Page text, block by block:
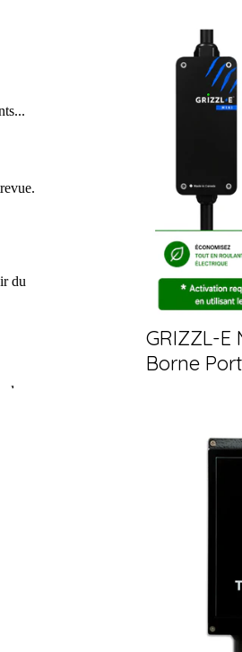
GRIZZL-E
Borne